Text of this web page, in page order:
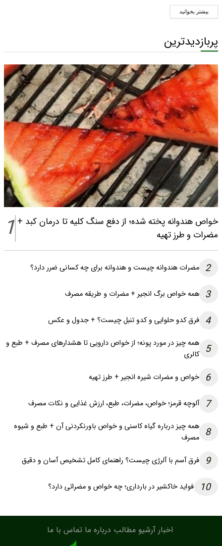
بیشتر بخوانید
پربازدیدترین
خواص هندوانه پخته شده؛ از دفع سنگ کلیه تا درمان کبد +
مضرات و طرز تهیه
1
2 مضرات هندوانه چیست و هندوانه برای چه کسانی ضرر دارد؟
3 همه خواص برگ انجیر + مضرات و طریقه مصرف
4 فرق کدو حلوایی و کدو تنبل چیست؟ + جدول و عکس
5
همه چیز در مورد پونه؛ از خواص دارویی تا هشدارهای مصرف + طبع و
کالری
6 خواص و مضرات شیره انجیر + طرز تهیه
7 آلوچه قرمز؛ خواص، مضرات، طبع، ارزش غذایی و نکات مصرف
8 همه چیز درباره گیاه کاسنی و خواص باورنکردنی آن + طبع و شیوه
مصرف
9 فرق آسم با آلرژی چیست؟ راهنمای کامل تشخیص آسان و دقیق
10 فواید خاکشیر در بارداری؛ چه خواص و مضراتی دارد؟
اخبار آرشیو مطالب درباره ما تماس با ما